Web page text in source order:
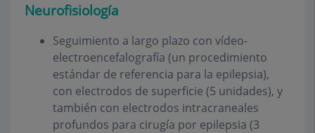
Neurofisiología
Seguimiento a largo plazo con vídeo-
electroencefalografía (un procedimiento
estándar de referencia para la epilepsia),
con electrodos de superficie (5 unidades), y
también con electrodos intracraneales
profundos para cirugía por epilepsia (3